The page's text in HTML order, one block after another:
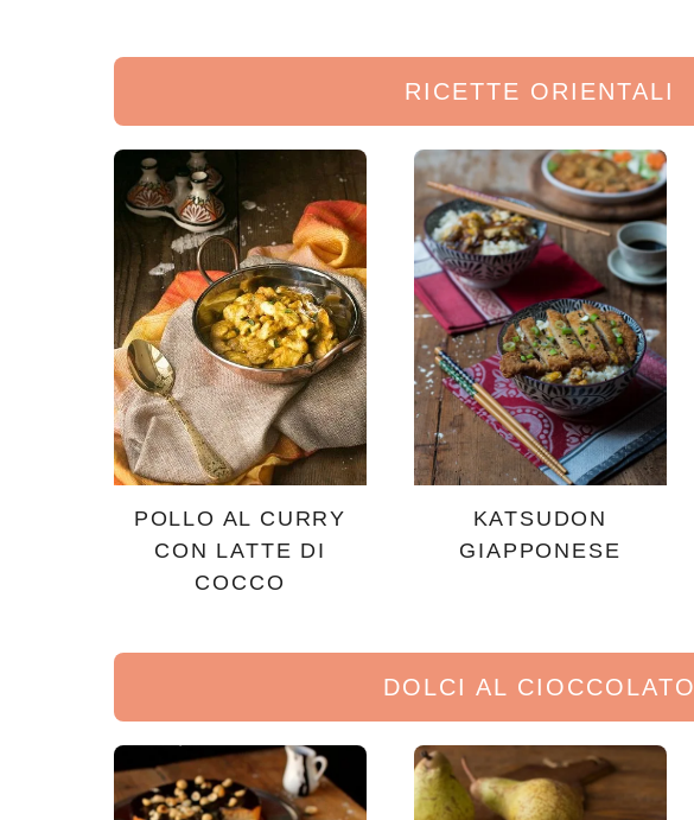
RICETTE ORIENTALI
POLLO AL CURRY
CON LATTE DI
COCCO
KATSUDON
GIAPPONESE
DOLCI AL CIOCCOLATO